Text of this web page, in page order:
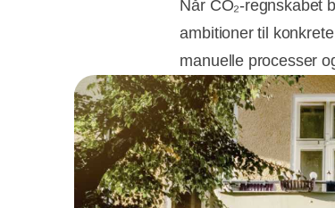
Når CO₂‑regnskabet
ambitioner til
manuelle processer